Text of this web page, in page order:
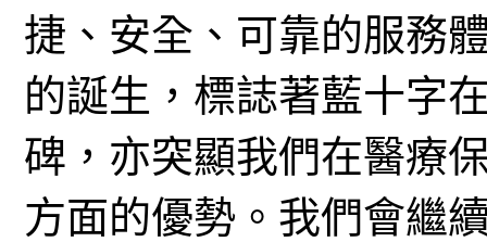
捷、安全、可靠的服務
的誕生，標誌著藍十字
碑，亦突顯我們在醫療
方面的優勢。我們會繼